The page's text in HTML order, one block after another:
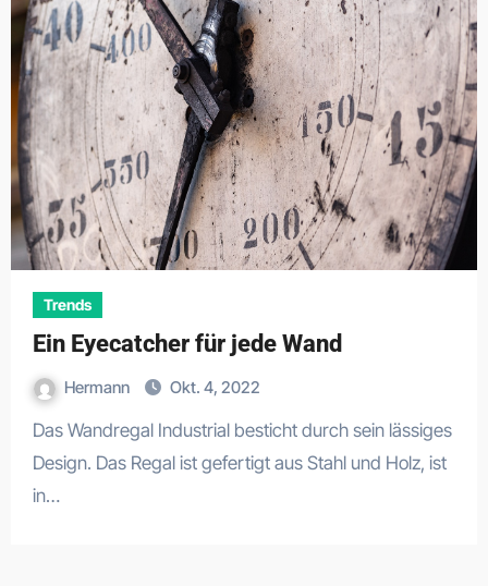
Trends
Ein Eyecatcher für jede Wand
Hermann Okt. 4, 2022
Das Wandregal Industrial besticht durch sein lässiges
Design. Das Regal ist gefertigt aus Stahl und Holz, ist
in…